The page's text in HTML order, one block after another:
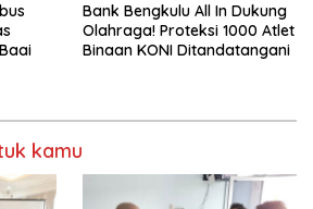
Bank Bengkulu All In Dukung
Olahraga! Proteksi 1000 Atlet
Binaan KONI Ditandatangani
kamu